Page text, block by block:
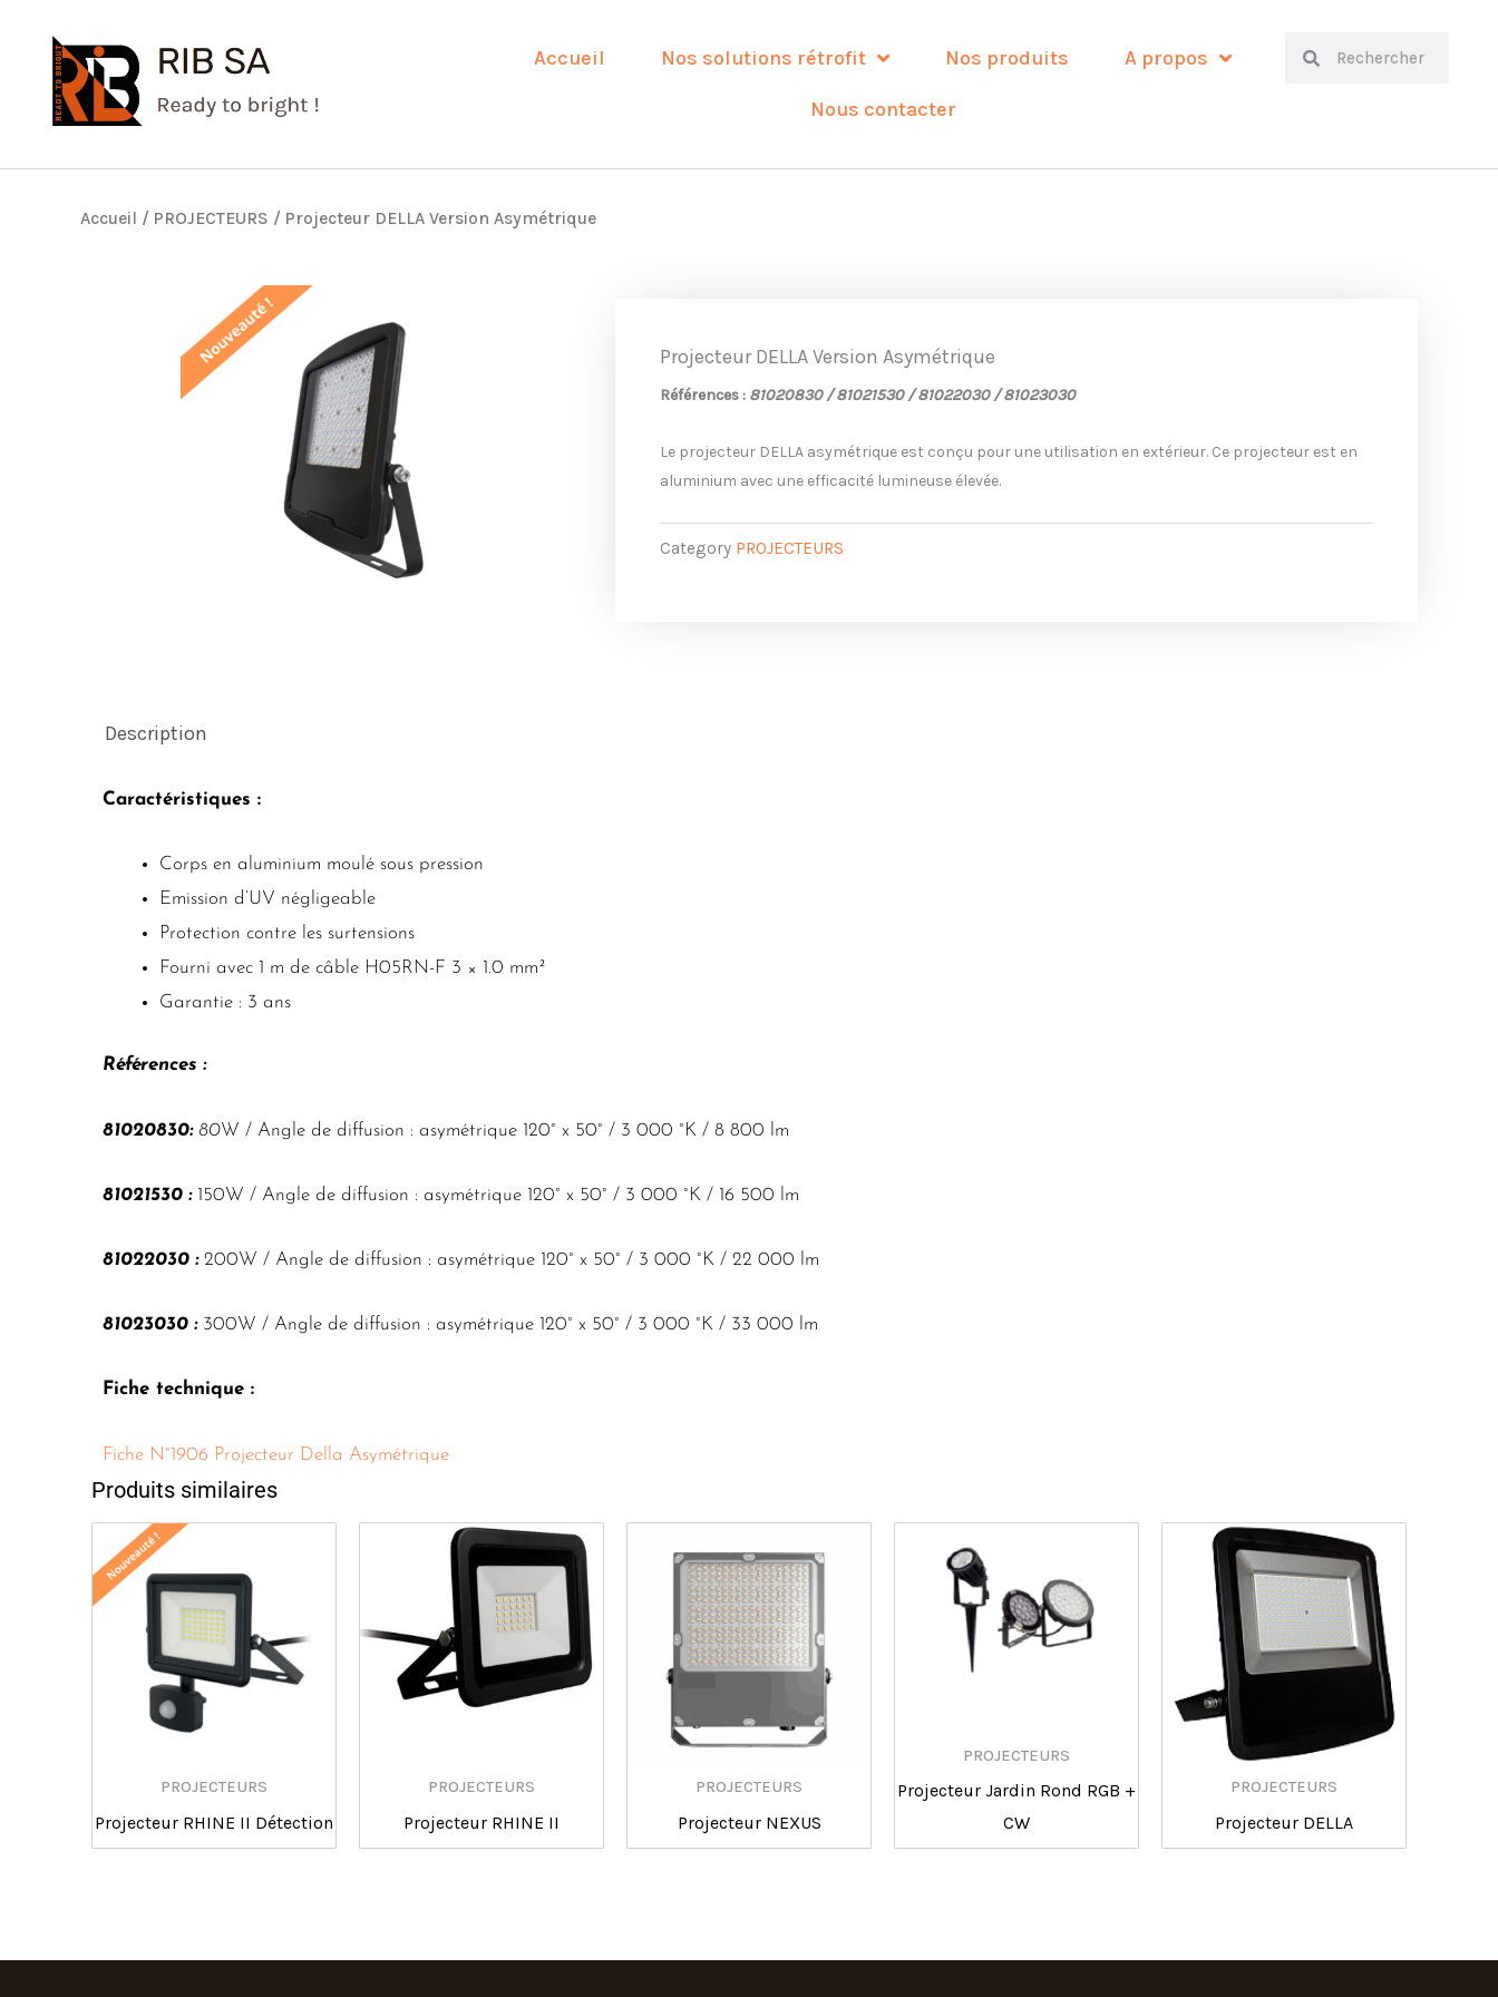
contenu
Accueil Nos solutions rétrofit Nos produits A propos
Nous contacter
Search
Accueil / PROJECTEURS / Projecteur DELLA Version Asymétrique
Projecteur DELLA Version Asymétrique
Références : 81020830 /81021530 /81022030/81023030
Le projecteur DELLA asymétrique est conçu pour une utilisation en extérieur. Ce projecteur est en
aluminium avec une efficacité lumineuse élevée.
Category PROJECTEURS
Description
Caractéristiques :
Corps en aluminium moulé sous pression
Emission d’UV négligeable
Protection contre les surtensions
Fourni avec 1 m de câble H05RN-F 3 × 1.0 mm²
Garantie : 3 ans
Références :
81020830: 80W / Angle de diffusion : asymétrique 120° x 50° / 3 000 °K / 8 800 lm
81021530 : 150W / Angle de diffusion : asymétrique 120° x 50° / 3 000 °K / 16 500 lm
81022030 : 200W / Angle de diffusion : asymétrique 120° x 50° / 3 000 °K / 22 000 lm
81023030 : 300W / Angle de diffusion : asymétrique 120° x 50° / 3 000 °K / 33 000 lm
Fiche technique :
Fiche N°1906 Projecteur Della Asymétrique
Produits similaires
PROJECTEURS
Projecteur RHINE II Détection
PROJECTEURS
Projecteur RHINE II
PROJECTEURS
Projecteur NEXUS
PROJECTEURS
Projecteur Jardin Rond RGB +
CW
PROJECTEURS
Projecteur DELLA